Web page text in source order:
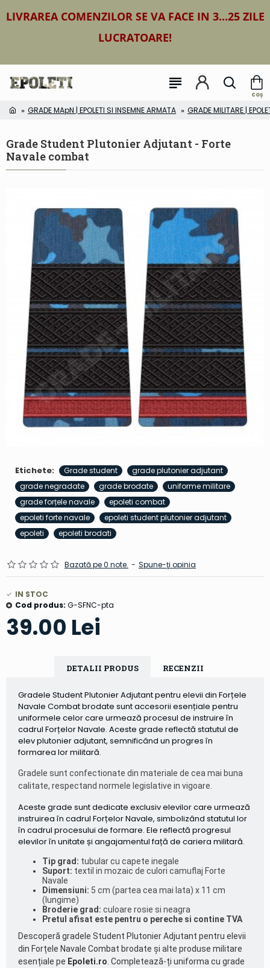
LIVRAREA COMENZILOR SE VA FACE IN 3...25 ZILE
LUCRATOARE!
GRADE MApN | EPOLETI SI INSEMNE ARMATA GRADE MILITARE |
Grade Student Plutonier Adjutant - Forte
Navale combat
Etichete: Grade student
grade plutonier adjutant
grade negradate
grade brodate
uniforme militare
grade forțele navale
epoleti combat
epoleti forte navale
epoleti student plutonier adjutant
epoleti
epoleti brodati
Bazată pe 0 note. - Spune-ţi opinia
39.00 Lei
IN STOC
Cod produs: G-SFNC-pta
DETALII PRODUS RECENZII
Gradele Student Plutonier Adjutant pentru elevii din Forțele
Navale Combat brodate sunt accesorii esențiale pentru
uniformele celor care urmează procesul de instruire în
cadrul Forțelor Navale. Aceste grade reflectă statutul de
elev plutonier adjutant, semnificând un progres în
formarea lor militară.
Gradele sunt confectionate din materiale de cea mai buna
calitate, respectand normele legislative in vigoare.
Aceste grade sunt dedicate exclusiv elevilor care urmează
instruirea în cadrul Forțelor Navale, simbolizând statutul lor
în cadrul procesului de formare. Ele reflectă progresul
elevilor în unitate și angajamentul față de cariera militară.
Tip grad: tubular cu capete inegale
Suport: textil in mozaic de culori camuflaj Forte
Navale
Dimensiuni: 5 cm (partea cea mai lata) x 11 cm
(lungime)
Broderie grad: culoare rosie si neagra
Pretul afisat este pentru o pereche si contine TVA
Descoperă gradele Student Plutonier Adjutant pentru elevii
din Forțele Navale Combat brodate și alte produse militare
esențiale pe Epoleti.ro. Completează-ți uniforma cu grade